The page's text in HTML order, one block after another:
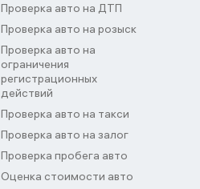
Проверка авто на ДТП
Проверка авто на розыск
Проверка авто на
ограничения
регистрационных
действий
Проверка авто на такси
Проверка авто на залог
Проверка пробега авто
Оценка стоимости авто